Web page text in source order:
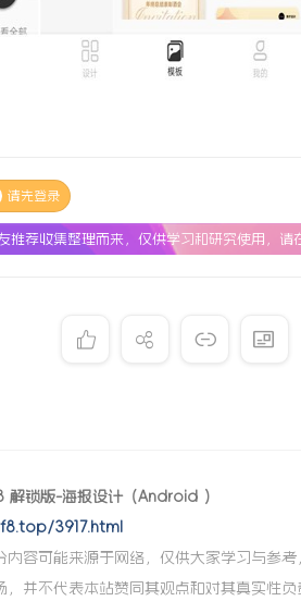
请先登录
推荐收集整理而来，仅供学习和研究使用，请
解锁版-海报设计（Android ）
3917.html
容可能来源于网络，仅供大家学习与参考
并不代表本站赞同其观点和对其真实性负